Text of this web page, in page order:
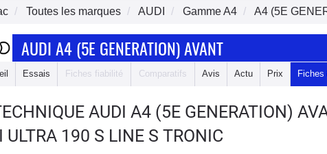
Toutes les marques AUDI GammeA4 A4 (5E
AUDI A4 (5E GENERATION) AVANT
Essais Fiches fiabilité Comparatifs Avis Actu Prix Fiches
AUDI A4 (5E GENERATION)
ULTRA 190 S LINE S TRONIC